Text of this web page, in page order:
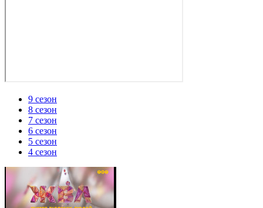
9 сезон
8 сезон
7 сезон
6 сезон
5 сезон
4 сезон